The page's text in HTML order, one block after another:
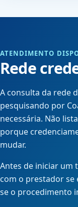
ATENDIMENTO
Rede
A consulta da rede
pesquisando por
necessária. Não
porque
mudar.
Antes de iniciar
com o prestador
se o procedimento